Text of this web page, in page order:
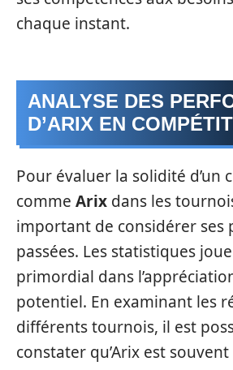
chaque instant.
ANALYSE DES
D’ARIX EN
Pour évaluer la solidité d’un
comme Arix dans les
important de considérer ses
passées. Les statistiques
primordial dans
potentiel. En examinant les
différents tournois, il est
constater qu’Arix est